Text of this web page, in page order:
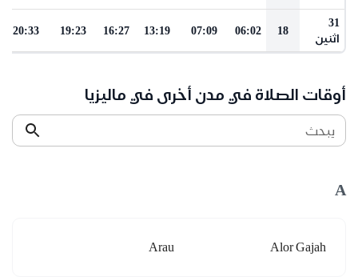
31
اثنين
18
06:02
07:09
13:19
16:27
19:23
20:33
أوقات الصلاة في مدن أخرى في ماليزيا
يبحث
A
Alor Gajah
Arau